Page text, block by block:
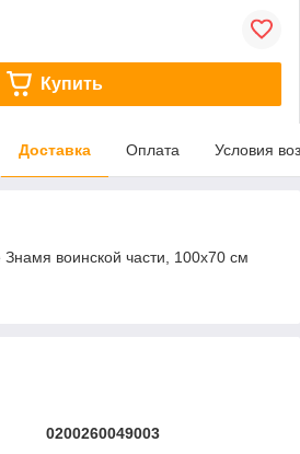
Купить
Доставка Оплата Условия
воинской части, 100х70 см
0200260049003